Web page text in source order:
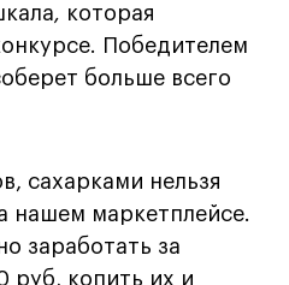
, которая
Победителем
больше всего
сахарками нельзя
нашем маркетплейсе.
заработать за
руб, копить их и